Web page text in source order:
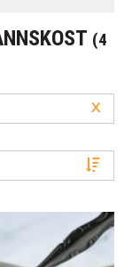
(4
X